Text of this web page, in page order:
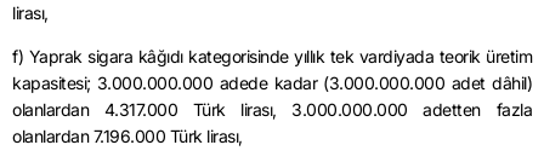
lirası,
f) Yaprak sigara kâğıdı kategorisinde yıllık tek vardiyada teorik üretim
kapasitesi; 3.000.000.000 adede kadar (3.000.000.000 adet dâhil)
olanlardan 4.317.000 Türk lirası, 3.000.000.000 adetten fazla
olanlardan 7.196.000 Türk lirası,